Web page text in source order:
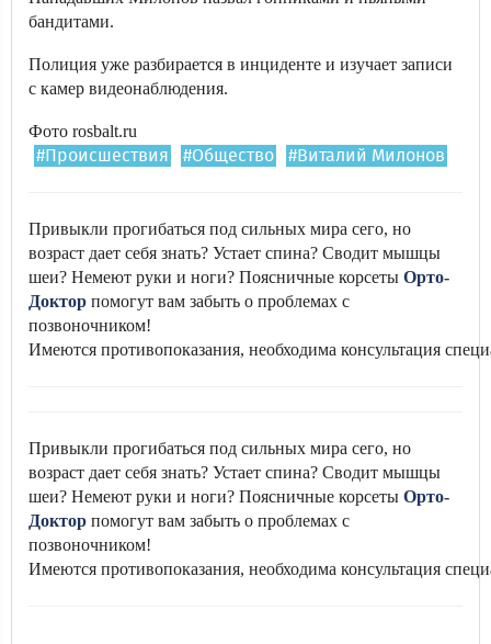
бандитами.
Полиция уже разбирается в инциденте и изучает записи
с камер видеонаблюдения.
Фото rosbalt.ru
#Происшествия #Общество #Виталий Милонов
Привыкли прогибаться под сильных мира сего, но
возраст дает себя знать? Устает спина? Сводит мышцы
шеи? Немеют руки и ноги? Поясничные корсеты Орто-
Доктор помогут вам забыть о проблемах с
позвоночником!
Имеются противопоказания, необходима консультация
Привыкли прогибаться под сильных мира сего, но
возраст дает себя знать? Устает спина? Сводит мышцы
шеи? Немеют руки и ноги? Поясничные корсеты Орто-
Доктор помогут вам забыть о проблемах с
позвоночником!
Имеются противопоказания, необходима консультация